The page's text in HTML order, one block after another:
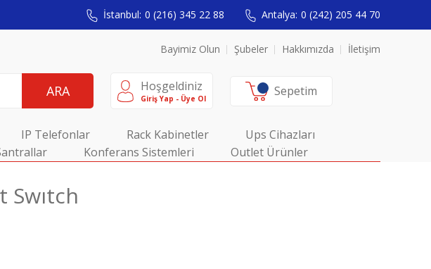
İstanbul: 0 (216) 345 22 88 Antalya: 0 (242) 205 44 70
Bayimiz Olun Şubeler Hakkımızda İletişim
ARA Hoşgeldiniz
Giriş Yap - Üye Ol Sepetim
IP Telefonlar Rack Kabinetler
Ups Cihazları
Konferans Sistemleri Outlet Ürünler
Swıtch